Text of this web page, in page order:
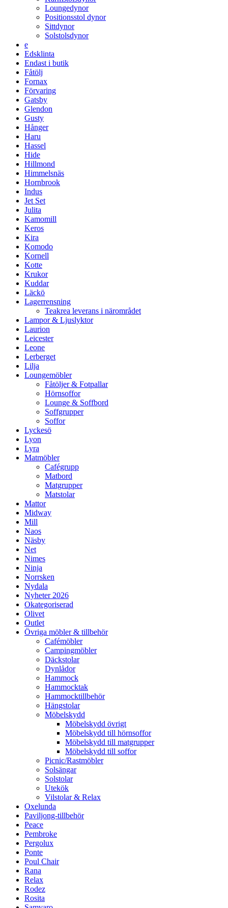
Loungedynor
Positionsstol dynor
Sittdynor
Solstolsdynor
e
Edsklinta
Endast i butik
Fåtölj
Fornax
Förvaring
Gatsby
Glendon
Gusty
Hånger
Haru
Hassel
Hide
Hillmond
Himmelsnäs
Hornbrook
Indus
Jet Set
Julita
Kamomill
Keros
Kira
Komodo
Kornell
Kotte
Krukor
Kuddar
Läckö
Lagerrensning
Teakrea leverans i närområdet
Lampor & Ljuslyktor
Laurion
Leicester
Leone
Lerberget
Lilja
Loungemöbler
Fåtöljer & Fotpallar
Hörnsoffor
Lounge & Soffbord
Soffgrupper
Soffor
Lyckesö
Lyon
Lyra
Matmöbler
Cafégrupp
Matbord
Matgrupper
Matstolar
Mattor
Midway
Mill
Naos
Näsby
Net
Nimes
Ninja
Norrsken
Nydala
Nyheter 2026
Okategoriserad
Olivet
Outlet
Övriga möbler & tillbehör
Cafémöbler
Campingmöbler
Däckstolar
Dynlådor
Hammock
Hammocktak
Hammocktillbehör
Hängstolar
Möbelskydd
Möbelskydd övrigt
Möbelskydd till hörnsoffor
Möbelskydd till matgrupper
Möbelskydd till soffor
Picnic/Rastmöbler
Solsängar
Solstolar
Utekök
Vilstolar & Relax
Oxelunda
Paviljong-tillbehör
Peace
Pembroke
Pergolux
Ponte
Poul Chair
Rana
Relax
Rodez
Rosita